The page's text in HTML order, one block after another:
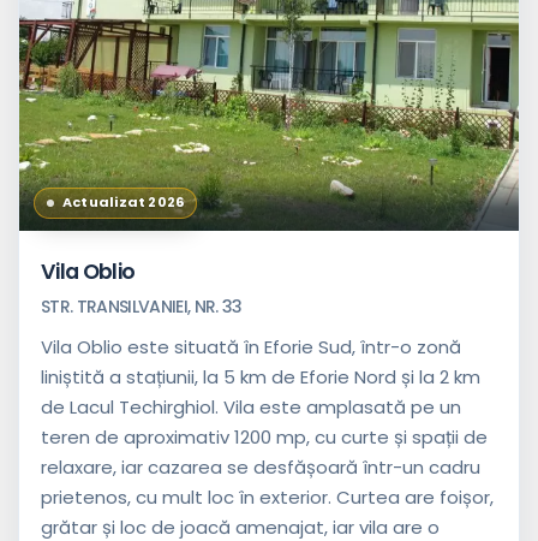
Actualizat 2026
Vila Oblio
STR. TRANSILVANIEI, NR. 33
Vila Oblio este situată în Eforie Sud, într-o zonă
liniștită a stațiunii, la 5 km de Eforie Nord și la 2 km
de Lacul Techirghiol. Vila este amplasată pe un
teren de aproximativ 1200 mp, cu curte și spații de
relaxare, iar cazarea se desfășoară într-un cadru
prietenos, cu mult loc în exterior. Curtea are foișor,
grătar și loc de joacă amenajat, iar vila are o